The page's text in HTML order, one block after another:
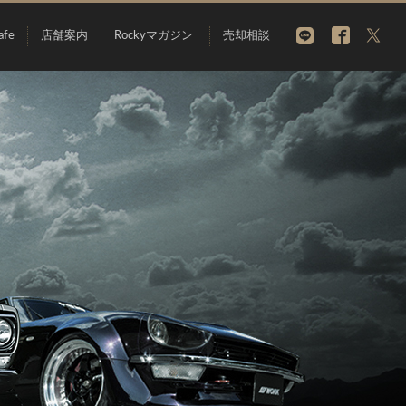
店舗案内 Rockyマガジン 売却相談